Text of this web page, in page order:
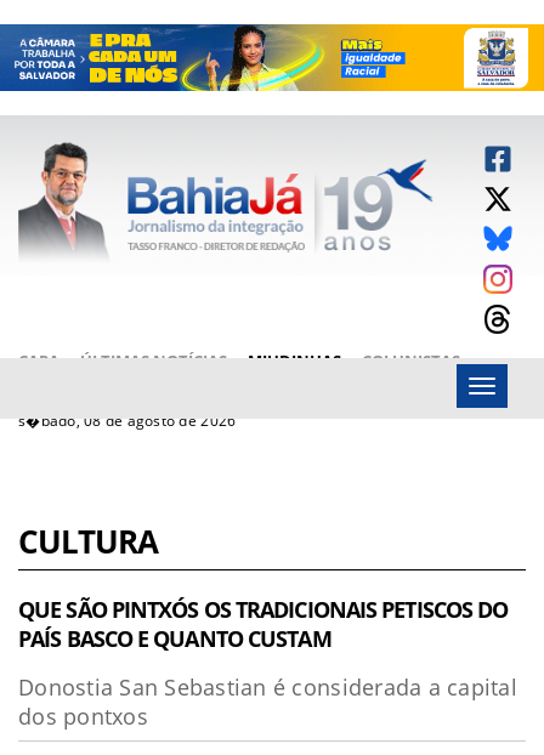
CAPA ÚLTIMAS NOTÍCIAS MIUDINHAS
COLUNISTAS
s�bado, 08 de agosto de 2026
Menu
CULTURA
QUE SÃO PINTXÓS OS TRADICIONAIS PETISCOS DO
PAÍS BASCO E QUANTO CUSTAM
Donostia San Sebastian é considerada a capital
dos pontxos